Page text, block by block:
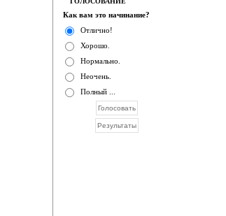
Как вам это начинание?
Отлично!
Хорошо.
Нормально.
Неочень.
Полный ...